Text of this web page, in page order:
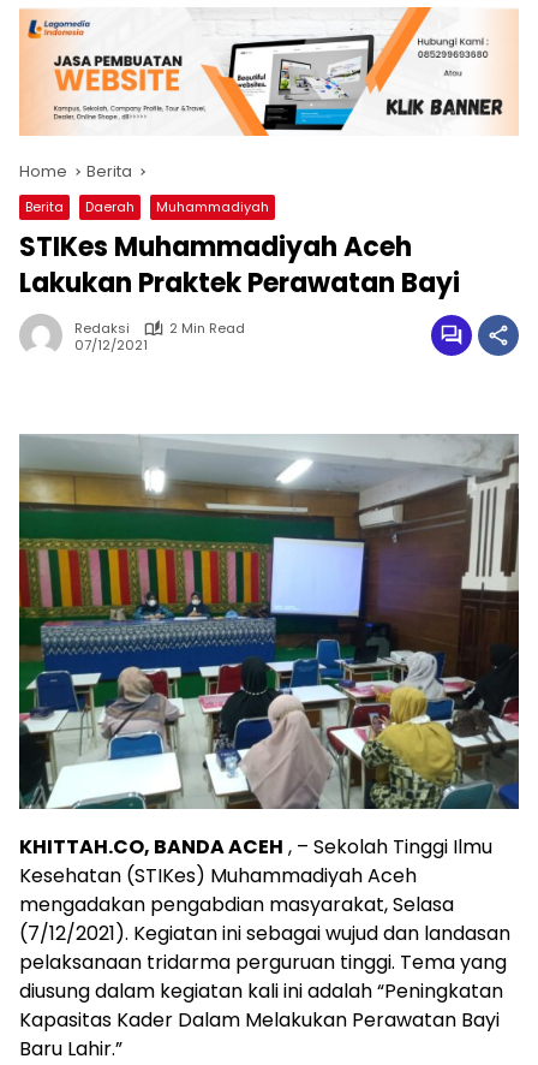
Home Berita
Berita Daerah Muhammadiyah
STIKes Muhammadiyah Aceh
Lakukan Praktek Perawatan Bayi
Redaksi
2 Min Read
07/12/2021
KHITTAH.CO, BANDA ACEH , – Sekolah Tinggi Ilmu
Kesehatan (STIKes) Muhammadiyah Aceh
mengadakan pengabdian masyarakat, Selasa
(7/12/2021). Kegiatan ini sebagai wujud dan landasan
pelaksanaan tridarma perguruan tinggi. Tema yang
diusung dalam kegiatan kali ini adalah “Peningkatan
Kapasitas Kader Dalam Melakukan Perawatan Bayi
Baru Lahir.”